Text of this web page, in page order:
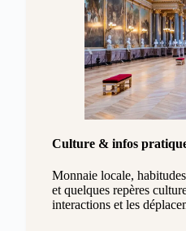
Culture & infos
Monnaie locale,
et quelques repères
interactions et les